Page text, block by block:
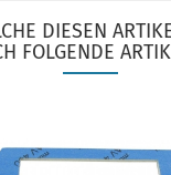
DIESEN
FOLGENDE